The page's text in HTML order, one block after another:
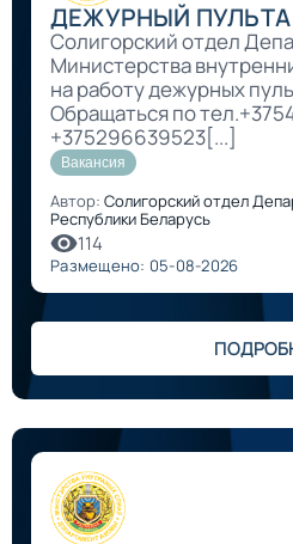
ДЕЖУРНЫЙ
Солигорский отдел
Министерства
на работу дежурных
Обращаться по
+375296639523[...]
Вакансия
Автор: Солигорский отдел
Республики Беларусь
114
Размещено: 05-08-2026